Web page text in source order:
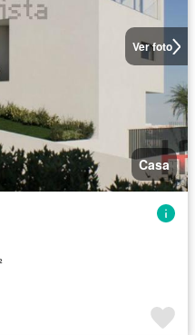
Ver foto
Casa